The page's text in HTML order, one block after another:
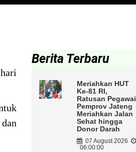
Berita Terbaru
Meriahkan HUT
Ke-81 RI,
Ratusan Pegawai
Pemprov Jateng
Meriahkan Jalan
Sehat hingga
Donor Darah
07 August 2026
06:00:00